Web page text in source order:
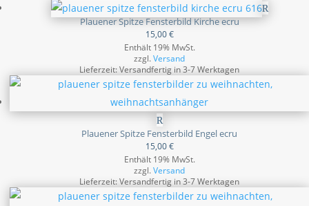
Plauener Spitze Fensterbild Kirche ecru
15,00€
Enthält 19% MwSt.
zzgl.Versand
Lieferzeit: Versandfertig in 3-7 Werktagen
Plauener Spitze Fensterbild Engel ecru
15,00€
Enthält 19% MwSt.
zzgl.Versand
Lieferzeit: Versandfertig in 3-7 Werktagen